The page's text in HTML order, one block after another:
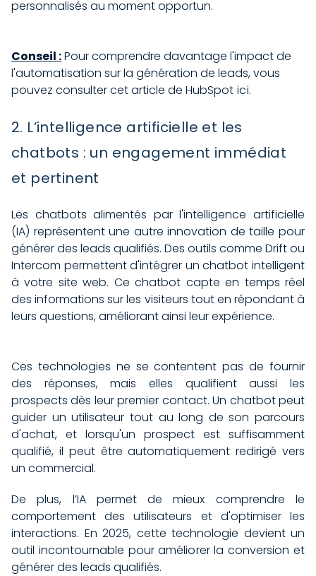
personnalisés au moment opportun.
Conseil :Pour comprendre davantage l'impact de
l'automatisation sur la génération de leads, vous
pouvez consulter cet article de HubSpot ici.
2. L’intelligence artificielle et les
chatbots : un engagement immédiat
et pertinent
Les chatbots alimentés par l'intelligence artificielle
(IA) représentent une autre innovation de taille pour
générer des leads qualifiés. Des outils comme Drift ou
Intercom permettent d'intégrer un chatbot intelligent
à votre site web. Ce chatbot capte en temps réel
des informations sur les visiteurs tout en répondant à
leurs questions, améliorant ainsi leur expérience.
Ces technologies ne se contentent pas de fournir
des réponses, mais elles qualifient aussi les
prospects dès leur premier contact. Un chatbot peut
guider un utilisateur tout au long de son parcours
d'achat, et lorsqu'un prospect est suffisamment
qualifié, il peut être automatiquement redirigé vers
un commercial.
De plus, l’IA permet de mieux comprendre le
comportement des utilisateurs et d'optimiser les
interactions. En 2025, cette technologie devient un
outil incontournable pour améliorer la conversion et
générer des leads qualifiés.